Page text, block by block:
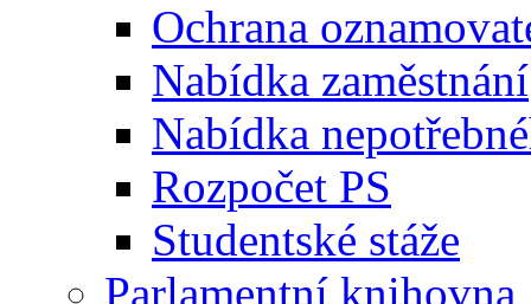
Ochrana
Nabídka zaměstnání
Nabídka
Rozpočet PS
Studentské stáže
Parlamentní knihovna